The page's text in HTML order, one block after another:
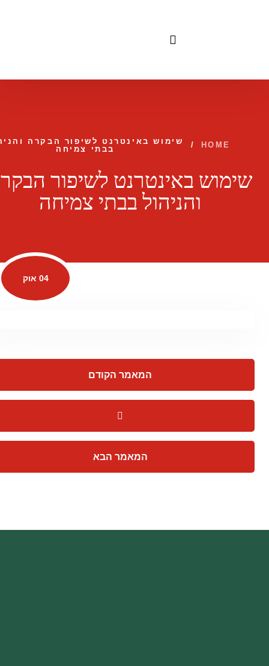
HOME
/
שימוש באינטרנט לשיפור הבקרה
בבתי צמיחה
שימוש באינטרנט לשיפור
והניהול בבתי צמיחה
04 אוק
המאמר הקודם
המאמר הבא